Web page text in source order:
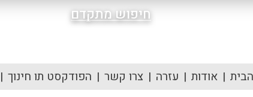
חיפוש מתקדם
אודות עזרה צרו קשר הפודקסט תו חינוך